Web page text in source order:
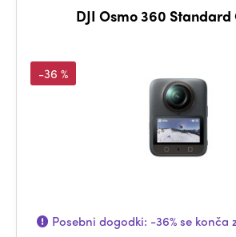
DJI Osmo 360
-36 %
Posebni dogodki: -36%se konča